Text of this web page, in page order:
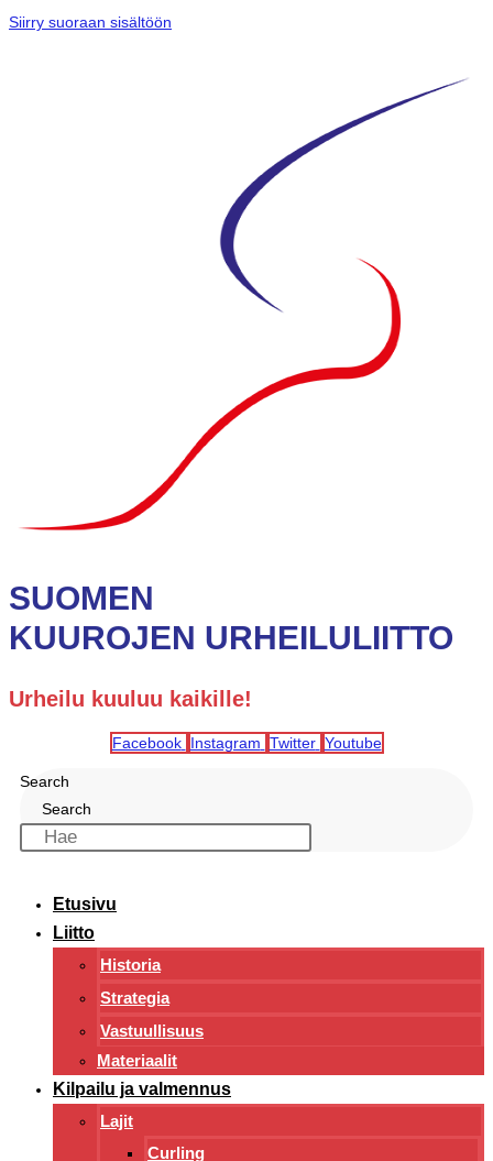
Siirry suoraan sisältöön
SUOMEN
KUUROJEN URHEILULIITTO
Urheilu kuuluu kaikille!
Facebook Instagram Twitter Youtube
Search
Search
Etusivu
Liitto
Historia
Strategia
Vastuullisuus
Materiaalit
Kilpailu ja valmennus
Lajit
Curling